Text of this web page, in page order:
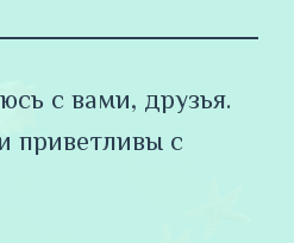
с вами, друзья.
приветливы с